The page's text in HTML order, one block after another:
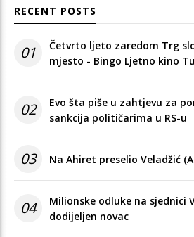
RECENT POSTS
01
Četvrto ljeto zaredom Trg
mjesto - Bingo Ljetno kino
02
Evo šta piše u zahtjevu za
sankcija političarima u RS-u
03 Na Ahiret preselio Veladžić
04
Milionske odluke na sjednici
dodijeljen novac